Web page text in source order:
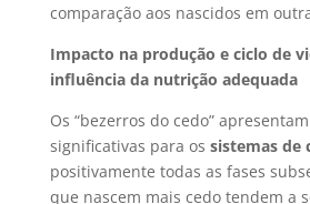
comparação aos nascidos em
Impacto na produção e ciclo de
influência da nutrição adequada
Os “bezerros do cedo”
significativas para os sistemas de
positivamente todas as fases
que nascem mais cedo tendem a